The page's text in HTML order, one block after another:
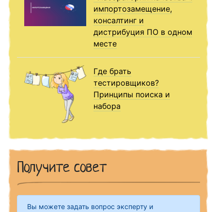
импортозамещение,
консалтинг и
дистрибуция ПО в одном
месте
Где брать
тестировщиков?
Принципы поиска и
набора
Получите совет
Вы можете задать вопрос эксперту и